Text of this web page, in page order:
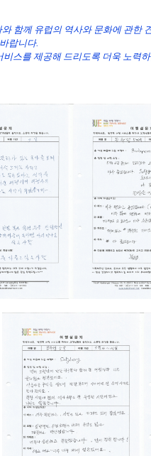
함께 유럽의 역사와 문화에 관한
랍니다.
스를 제공해 드리도록 더욱 노력